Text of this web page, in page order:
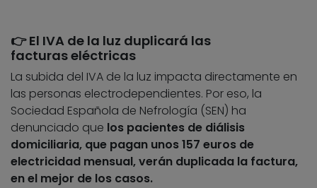
👉 El IVA de la luz duplicará las
facturas eléctricas
La subida del IVA de la luz impacta directamente en
las personas electrodependientes. Por eso, la
Sociedad Española de Nefrología (SEN) ha
denunciado que los pacientes de diálisis
domiciliaria, que pagan unos 157 euros de
electricidad mensual, verán duplicada la factura,
en el mejor de los casos.